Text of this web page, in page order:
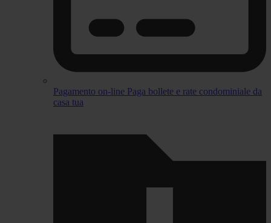
Pagamento on-line Paga bollete e rate condominiale da
casa tua